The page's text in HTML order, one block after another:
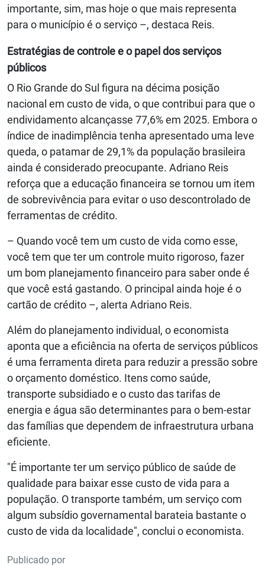
importante, sim, mas hoje o que mais representa
para o município é o serviço –, destaca Reis.
Estratégias de controle e o papel dos serviços
públicos
O Rio Grande do Sul figura na décima posição
nacional em custo de vida, o que contribui para que o
endividamento alcançasse 77,6% em 2025. Embora o
índice de inadimplência tenha apresentado uma leve
queda, o patamar de 29,1% da população brasileira
ainda é considerado preocupante. Adriano Reis
reforça que a educação financeira se tornou um item
de sobrevivência para evitar o uso descontrolado de
ferramentas de crédito.
– Quando você tem um custo de vida como esse,
você tem que ter um controle muito rigoroso, fazer
um bom planejamento financeiro para saber onde é
que você está gastando. O principal ainda hoje é o
cartão de crédito –, alerta Adriano Reis.
Além do planejamento individual, o economista
aponta que a eficiência na oferta de serviços públicos
é uma ferramenta direta para reduzir a pressão sobre
o orçamento doméstico. Itens como saúde,
transporte subsidiado e o custo das tarifas de
energia e água são determinantes para o bem-estar
das famílias que dependem de infraestrutura urbana
eficiente.
"É importante ter um serviço público de saúde de
qualidade para baixar esse custo de vida para a
população. O transporte também, um serviço com
algum subsídio governamental barateia bastante o
custo de vida da localidade", conclui o economista.
Publicado por